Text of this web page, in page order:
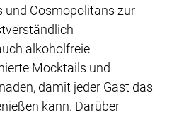
und Cosmopolitans zur
alkoholfreie
Mocktails und
damit jeder Gast das
kann. Darüber